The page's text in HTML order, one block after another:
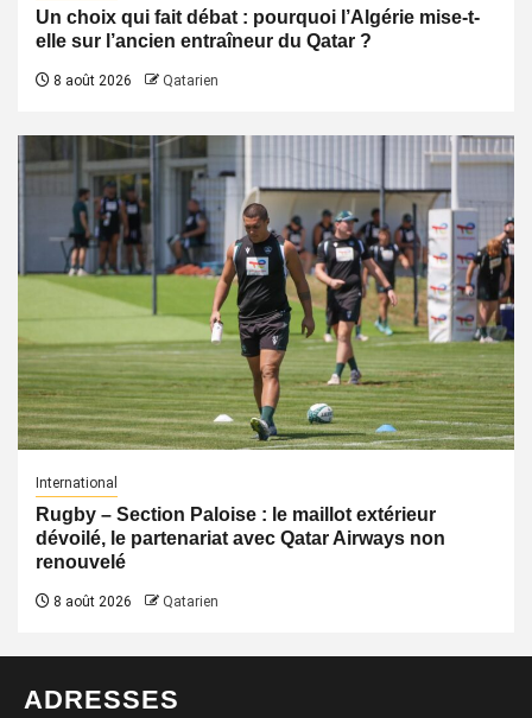
Un choix qui fait débat : pourquoi l’Algérie mise-t-
elle sur l’ancien entraîneur du Qatar ?
8 août 2026 Qatarien
International
Rugby – Section Paloise : le maillot extérieur
dévoilé, le partenariat avec Qatar Airways non
renouvelé
8 août 2026 Qatarien
ADRESSES